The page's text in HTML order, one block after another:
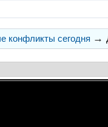
конфликты сегодня →